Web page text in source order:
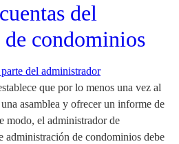
del
condominios
que por lo menos una vez al
asamblea y ofrecer un informe de
modo, el administrador de
administración de condominios debe